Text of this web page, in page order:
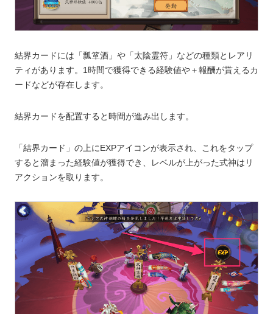
結界カードには「瓢箪酒」や「太陰霊符」などの種類とレアリ
ティがあります。1時間で獲得できる経験値や＋報酬が貰えるカ
ードなどが存在します。
結界カードを配置すると時間が進み出します。
「結界カード」の上にEXPアイコンが表示され、これをタップ
すると溜まった経験値が獲得でき、レベルが上がった式神はリ
アクションを取ります。